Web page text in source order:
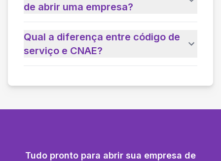
de abrir uma empresa?
Qual a diferença entre código de
serviço e CNAE?
Tudo pronto para abrir sua empresa de